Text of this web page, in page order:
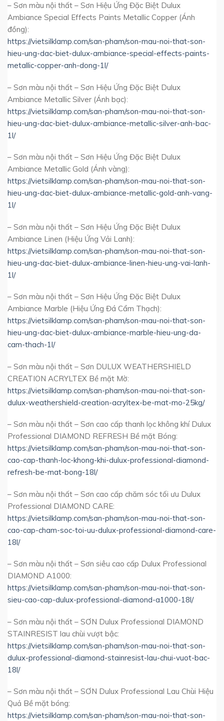
– Sơn màu nội thất – Sơn Hiệu Ứng Đặc Biệt Dulux
Ambiance Special Effects Paints Metallic Copper (Ánh
đồng):
https://vietsilklamp.com/san-pham/son-mau-noi-that-son-
hieu-ung-dac-biet-dulux-ambiance-special-effects-paints-
metallic-copper-anh-dong-1l/
– Sơn màu nội thất – Sơn Hiệu Ứng Đặc Biệt Dulux
Ambiance Metallic Silver (Ánh bạc):
https://vietsilklamp.com/san-pham/son-mau-noi-that-son-
hieu-ung-dac-biet-dulux-ambiance-metallic-silver-anh-bac-
1l/
– Sơn màu nội thất – Sơn Hiệu Ứng Đặc Biệt Dulux
Ambiance Metallic Gold (Ánh vàng):
https://vietsilklamp.com/san-pham/son-mau-noi-that-son-
hieu-ung-dac-biet-dulux-ambiance-metallic-gold-anh-vang-
1l/
– Sơn màu nội thất – Sơn Hiệu Ứng Đặc Biệt Dulux
Ambiance Linen (Hiệu Ứng Vải Lanh):
https://vietsilklamp.com/san-pham/son-mau-noi-that-son-
hieu-ung-dac-biet-dulux-ambiance-linen-hieu-ung-vai-lanh-
1l/
– Sơn màu nội thất – Sơn Hiệu Ứng Đặc Biệt Dulux
Ambiance Marble (Hiệu Ứng Đá Cẩm Thạch):
https://vietsilklamp.com/san-pham/son-mau-noi-that-son-
hieu-ung-dac-biet-dulux-ambiance-marble-hieu-ung-da-
cam-thach-1l/
– Sơn màu nội thất – Sơn DULUX WEATHERSHIELD
CREATION ACRYLTEX Bề mặt Mờ:
https://vietsilklamp.com/san-pham/son-mau-noi-that-son-
dulux-weathershield-creation-acryltex-be-mat-mo-25kg/
– Sơn màu nội thất – Sơn cao cấp thanh lọc không khí Dulux
Professional DIAMOND REFRESH Bề mặt Bóng:
https://vietsilklamp.com/san-pham/son-mau-noi-that-son-
cao-cap-thanh-loc-khong-khi-dulux-professional-diamond-
refresh-be-mat-bong-18l/
– Sơn màu nội thất – Sơn cao cấp chăm sóc tối ưu Dulux
Professional DIAMOND CARE:
https://vietsilklamp.com/san-pham/son-mau-noi-that-son-
cao-cap-cham-soc-toi-uu-dulux-professional-diamond-care-
18l/
– Sơn màu nội thất – Sơn siêu cao cấp Dulux Professional
DIAMOND A1000:
https://vietsilklamp.com/san-pham/son-mau-noi-that-son-
sieu-cao-cap-dulux-professional-diamond-a1000-18l/
– Sơn màu nội thất – SƠN Dulux Professional DIAMOND
STAINRESIST lau chùi vượt bậc:
https://vietsilklamp.com/san-pham/son-mau-noi-that-son-
dulux-professional-diamond-stainresist-lau-chui-vuot-bac-
18l/
– Sơn màu nội thất – SƠN Dulux Professional Lau Chùi Hiệu
Quả Bề mặt bóng:
https://vietsilklamp.com/san-pham/son-mau-noi-that-son-